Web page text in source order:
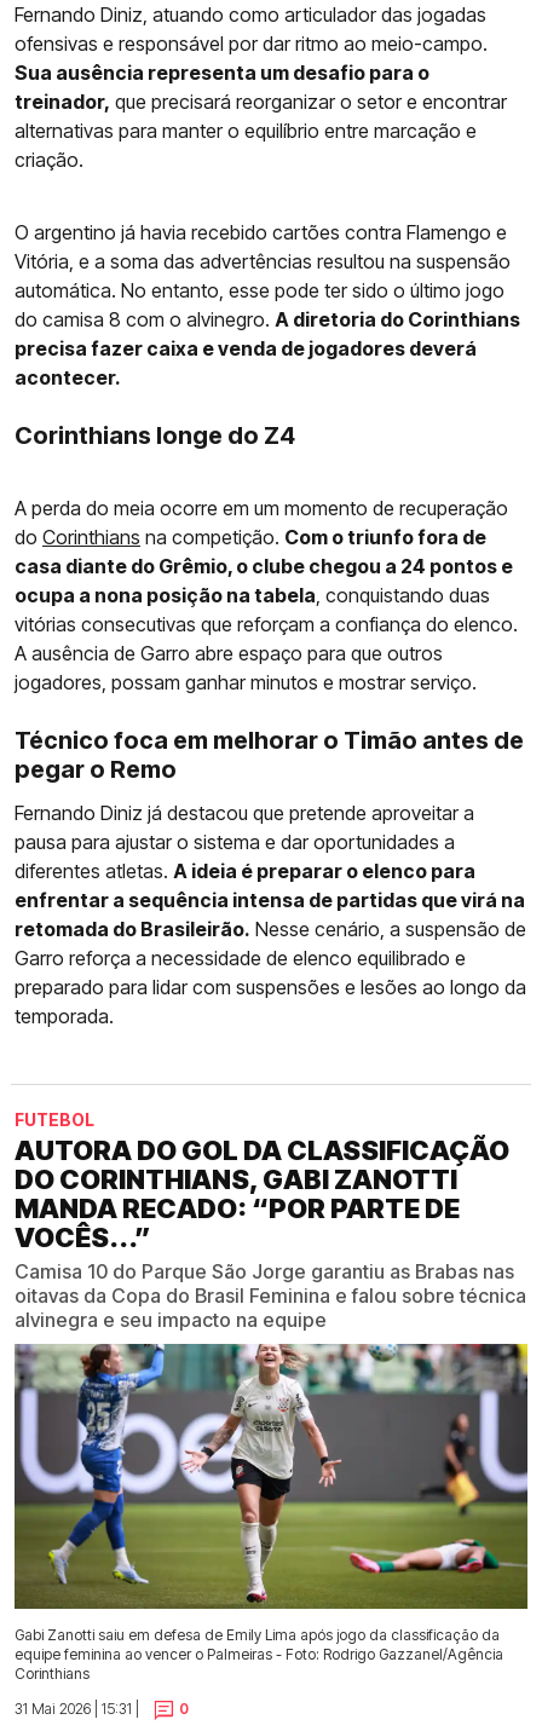
Fernando Diniz, atuando como articulador das jogadas
ofensivas e responsável por dar ritmo ao meio-campo.
Sua ausência representa um desafio para o
treinador, que precisará reorganizar o setor e encontrar
alternativas para manter o equilíbrio entre marcação e
criação.
O argentino já havia recebido cartões contra Flamengo e
Vitória, e a soma das advertências resultou na suspensão
automática. No entanto, esse pode ter sido o último jogo
do camisa 8 com o alvinegro. A diretoria do Corinthians
precisa fazer caixa e venda de jogadores deverá
acontecer.
Corinthians longe do Z4
A perda do meia ocorre em um momento de recuperação
do Corinthians na competição. Com o triunfo fora de
casa diante do Grêmio, o clube chegou a 24 pontos e
ocupa a nona posição na tabela, conquistando duas
vitórias consecutivas que reforçam a confiança do elenco.
A ausência de Garro abre espaço para que outros
jogadores, possam ganhar minutos e mostrar serviço.
Técnico foca em melhorar o Timão antes de
pegar o Remo
Fernando Diniz já destacou que pretende aproveitar a
pausa para ajustar o sistema e dar oportunidades a
diferentes atletas. A ideia é preparar o elenco para
enfrentar a sequência intensa de partidas que virá na
retomada do Brasileirão. Nesse cenário, a suspensão de
Garro reforça a necessidade de elenco equilibrado e
preparado para lidar com suspensões e lesões ao longo da
temporada.
FUTEBOL
AUTORA DO GOL DA CLASSIFICAÇÃO
DO CORINTHIANS, GABI ZANOTTI
MANDA RECADO: “POR PARTE DE
VOCÊS...”
Camisa 10 do Parque São Jorge garantiu as Brabas nas
oitavas da Copa do Brasil Feminina e falou sobre técnica
alvinegra e seu impacto na equipe
Gabi Zanotti saiu em defesa de Emily Lima após jogo da classificação da
equipe feminina ao vencer o Palmeiras - Foto: Rodrigo Gazzanel/Agência
Corinthians
31 Mai 2026 | 15:31 |
0